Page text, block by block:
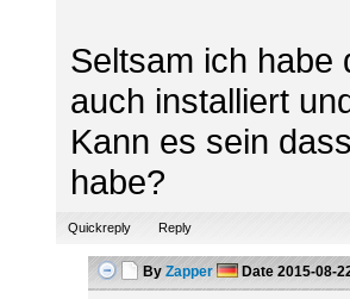
Seltsam ich habe
auch installiert
Kann es sein
habe?
Quickreply Reply
By Zapper Date2015-08-